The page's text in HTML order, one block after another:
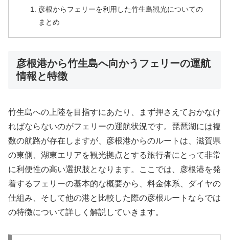
彦根からフェリーを利用した竹生島観光についての
まとめ
彦根港から竹生島へ向かうフェリーの運航
情報と特徴
竹生島への上陸を目指すにあたり、まず押さえておかなけ
ればならないのがフェリーの運航状況です。琵琶湖には複
数の航路が存在しますが、彦根港からのルートは、滋賀県
の東側、湖東エリアを観光拠点とする旅行者にとって非常
に利便性の高い選択肢となります。ここでは、彦根港を発
着するフェリーの基本的な概要から、料金体系、ダイヤの
仕組み、そして他の港と比較した際の彦根ルートならでは
の特徴について詳しく解説していきます。